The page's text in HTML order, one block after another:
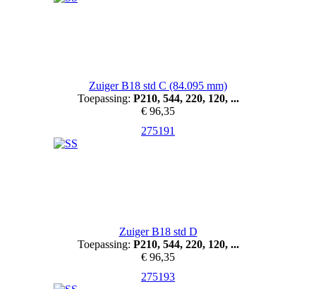
Zuiger B18 std C (84.095 mm)
Toepassing: P210, 544, 220, 120, ...
€ 96,35
275191
Zuiger B18 std D
Toepassing: P210, 544, 220, 120, ...
€ 96,35
275193